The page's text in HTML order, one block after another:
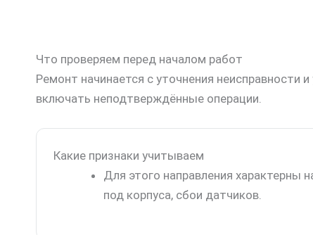
Что проверяем перед началом работ
Ремонт начинается с уточнения
включать неподтверждённые операции.
Какие признаки учитываем
Для этого направления характерны
под корпуса, сбои датчиков.